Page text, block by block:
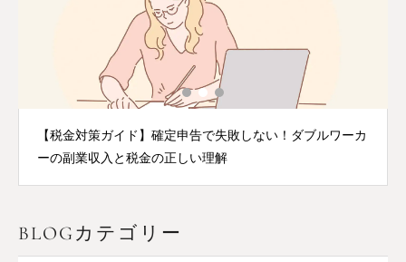
【税金対策ガイド】確定申告で失敗しない！ダブルワーカ
ーの副業収入と税金の正しい理解
BLOGカテゴリー